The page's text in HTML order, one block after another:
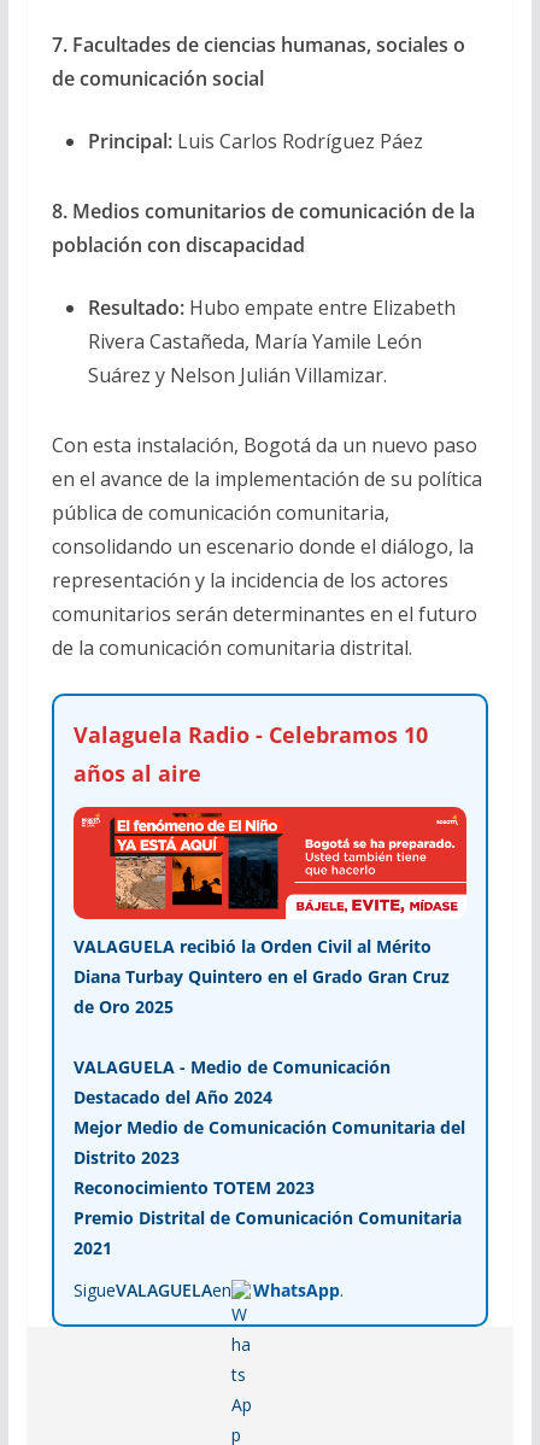
7. Facultades de ciencias humanas, sociales o
de comunicación social
Principal:Luis Carlos Rodríguez Páez
8. Medios comunitarios de comunicación de la
población con discapacidad
Resultado:Hubo empate entre Elizabeth
Rivera Castañeda, María Yamile León
Suárez y Nelson Julián Villamizar.
Con esta instalación, Bogotá da un nuevo paso
en el avance de la implementación de su política
pública de comunicación comunitaria,
consolidando un escenario donde el diálogo, la
representación y la incidencia de los actores
comunitarios serán determinantes en el futuro
de la comunicación comunitaria distrital.
Valaguela Radio - Celebramos 10
años al aire
VALAGUELA recibió la Orden Civil al Mérito
Diana Turbay Quintero en el Grado Gran Cruz
de Oro 2025
VALAGUELA - Medio de Comunicación
Destacado del Año 2024
Mejor Medio de Comunicación Comunitaria del
Distrito 2023
Reconocimiento TOTEM 2023
Premio Distrital de Comunicación Comunitaria
2021
SigueVALAGUELAen WhatsApp.